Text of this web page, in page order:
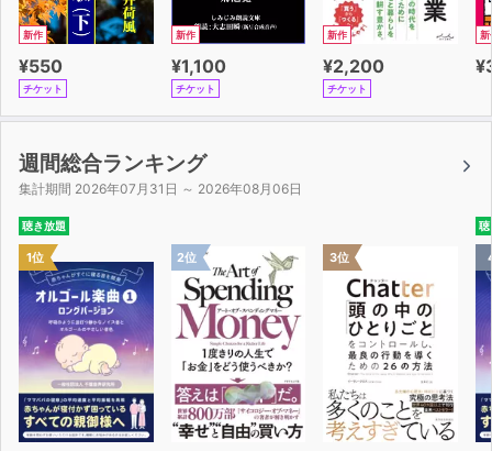
新作
¥550
チケット
新作
¥1,100
チケット
新作
¥2,200
チケット
新
週間総合ランキング
集計期間 2026年07月31日 ～ 2026年08月06日
聴き放題
1位 2位 3位
聴